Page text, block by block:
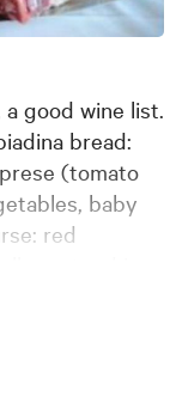
good wine list.
bread:
(tomato
baby
red
chicken